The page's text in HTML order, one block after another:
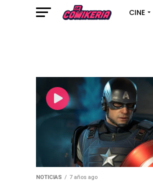
CINE
NOTICIAS 7 años ago